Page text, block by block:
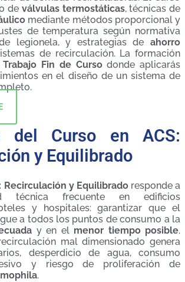
de válvulas termostáticas, técnicas de
mediante métodos proporcional y
de temperatura según normativa
legionela, y estrategias de ahorro
de recirculación. La formación
Trabajo Fin de Cursodonde aplicarás
en el diseño de un sistema de
del Curso en ACS:
y Equilibrado
Recirculación y Equilibradoresponde a
técnica frecuente en edificios
y hospitales: garantizar que el
a todos los puntos de consumo a la
y en el menor tiempo posible.
mal dimensionado genera
desperdicio de agua, consumo
y riesgo de proliferación de
.